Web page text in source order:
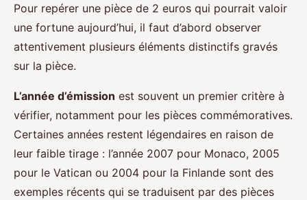
Pour repérer une pièce de 2 euros qui pourrait valoir
une fortune aujourd’hui, il faut d’abord observer
attentivement plusieurs éléments distinctifs gravés
sur la pièce.
L’année d’émission est souvent un premier critère à
vérifier, notamment pour les pièces commémoratives.
Certaines années restent légendaires en raison de
leur faible tirage : l’année 2007 pour Monaco, 2005
pour le Vatican ou 2004 pour la Finlande sont des
exemples récents qui se traduisent par des pièces